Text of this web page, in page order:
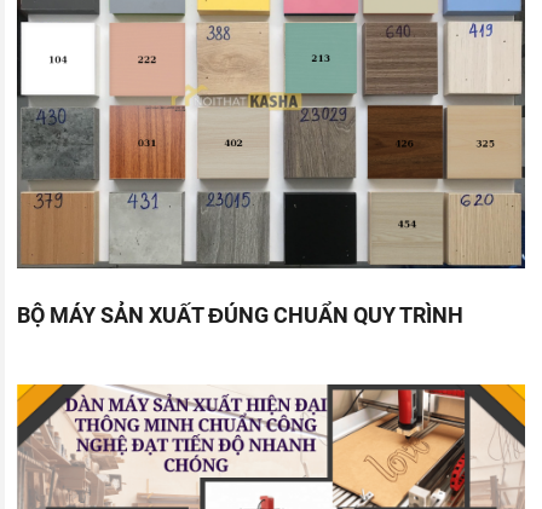
BỘ MÁY SẢN XUẤT ĐÚNG CHUẨN QUY TRÌNH